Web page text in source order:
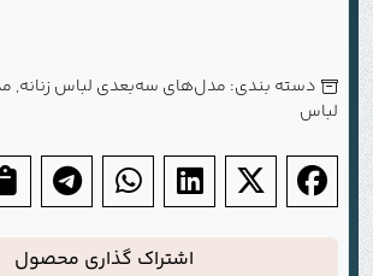
دسته بندی: مدل‌های سه‌بعدی لباس زنانه,
لباس
اشتراک گذاری محصول